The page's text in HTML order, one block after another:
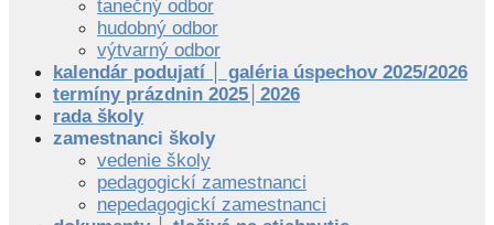
tanečný odbor
hudobný odbor
výtvarný odbor
kalendár podujatí │ galéria úspechov 2025/2026
termíny prázdnin 2025│2026
rada školy
zamestnanci školy
vedenie školy
pedagogickí zamestnanci
nepedagogickí zamestnanci